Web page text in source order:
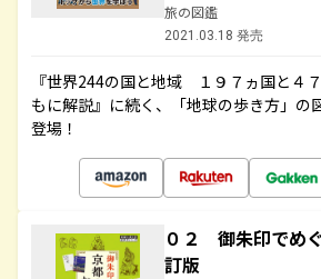
旅の図鑑
2021.03.18 発売
『世界244の国と地域 １９７ヵ国と４
もに解説』に続く、「地球の歩き方」の
登場！
０２ 御朱印でめ
訂版